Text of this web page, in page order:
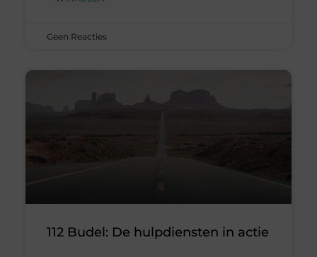
Geen Reacties
112 Budel: De hulpdiensten in actie